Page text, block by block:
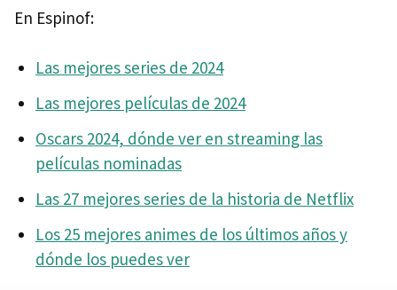
En Espinof:
Las mejores series de 2024
Las mejores películas de 2024
Oscars 2024, dónde ver en streaming las
películas nominadas
Las 27 mejores series de la historia de Netflix
Los 25 mejores animes de los últimos años y
dónde los puedes ver